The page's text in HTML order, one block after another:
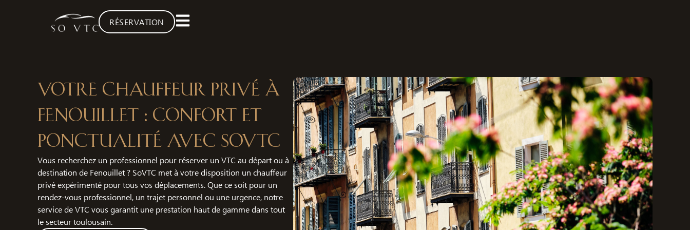
RÉSERVATION
Votre chauffeur privé à
Fenouillet : Confort et
ponctualité avec SoVTC
Vous recherchez un professionnel pour réserver un VTC au départ ou à
destination de Fenouillet ? SoVTC met à votre disposition un chauffeur
privé expérimenté pour tous vos déplacements. Que ce soit pour un
rendez-vous professionnel, un trajet personnel ou une urgence, notre
service de VTC vous garantit une prestation haut de gamme dans tout
le secteur toulousain.